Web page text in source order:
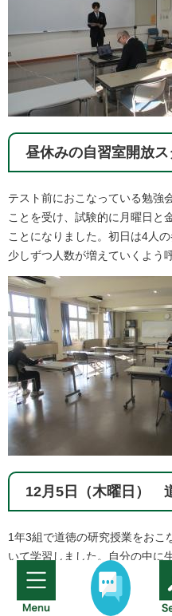
昼休みの自習室開放ス
テスト前におこなっている勉強
ことを受け、試験的に月曜日と
ことになりました。初日は4人
少しずつ人数が増えていくよう
12月5日（木曜日）
1年3組で道徳の研究授業をおこ
いて学習しました。自分の中に
らがせめぎ合う葛藤とどう向き